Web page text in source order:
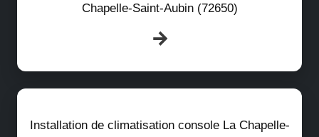
Chapelle-Saint-Aubin (72650)
Installation de climatisation console La Chapelle-